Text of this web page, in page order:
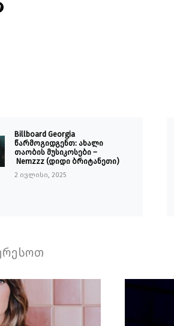
Billboard Georgia
წარმოგიდგენთ: ახალი
თაობის მუსიკოსები –
Nemzzz (დიდი ბრიტანეთი)
2 ივლისი, 2025